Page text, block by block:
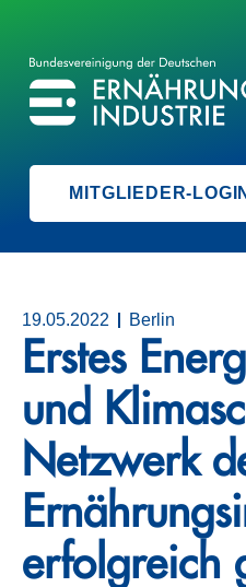
BVE
BUNDESVEREINIGUNG DER ERNÄHRUNGSINDUSTRIE
MITGLIEDER-LOGIN
19.05.2022 Berlin
Erstes
und
Netzwerk
erfolgreich